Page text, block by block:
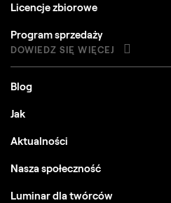
Licencje zbiorowe
Program sprzedaży
DOWIEDZ SIĘ WIĘCEJ
Blog
Jak
Aktualności
Nasza społeczność
Luminar dla twórców